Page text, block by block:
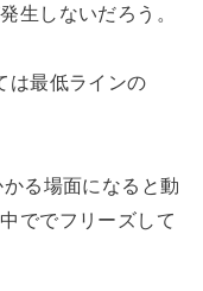
生しないだろう。
は最低ラインの
る場面になると動
ででフリーズして